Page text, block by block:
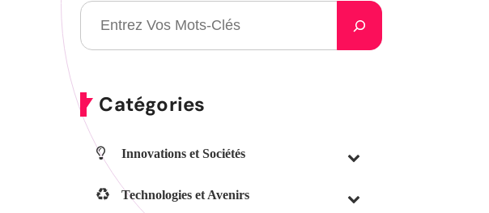
Catégories
Innovations et Sociétés
Technologies et Avenirs